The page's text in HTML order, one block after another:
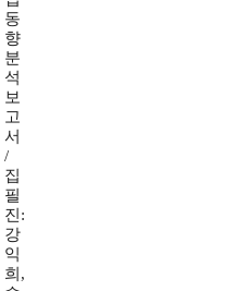
동
향
분
석
보
고
서
/
집
필
진:
강
익
희,